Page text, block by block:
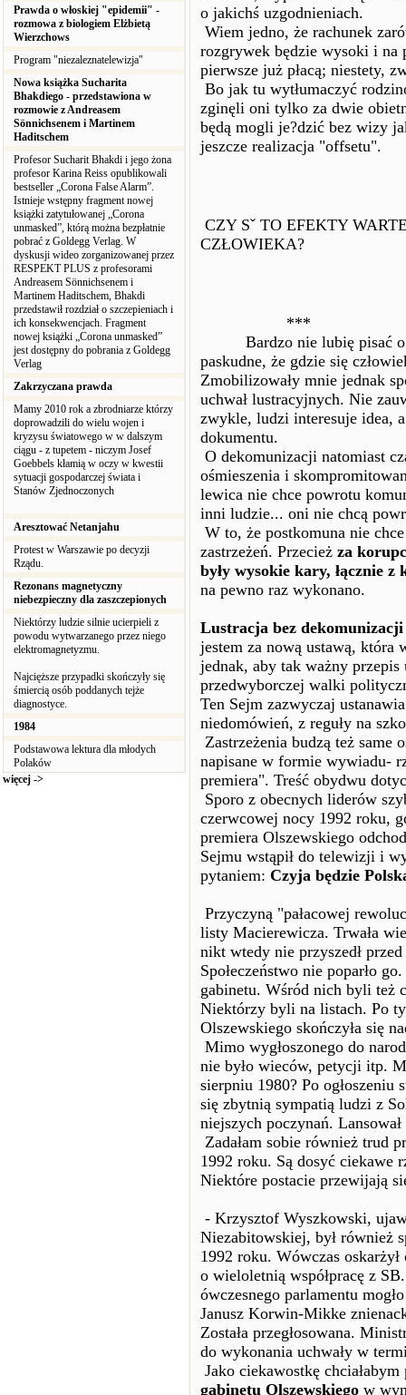
Prawda o włoskiej "epidemii" -
rozmowa z biologiem Elżbietą
Wierzchows
Program "niezaleznatelewizja"
Nowa książka Sucharita
Bhakdiego - przedstawiona w
rozmowie z Andreasem
Sönnichsenem i Martinem
Haditschem
Profesor Sucharit Bhakdi i jego żona
profesor Karina Reiss opublikowali
bestseller „Corona False Alarm”.
Istnieje wstępny fragment nowej
książki zatytułowanej „Corona
unmasked”, którą można bezpłatnie
pobrać z Goldegg Verlag. W
dyskusji wideo zorganizowanej przez
RESPEKT PLUS z profesorami
Andreasem Sönnichsenem i
Martinem Haditschem, Bhakdi
przedstawił rozdział o szczepieniach i
ich konsekwencjach. Fragment
nowej książki „Corona unmasked”
jest dostępny do pobrania z Goldegg
Verlag
Zakrzyczana prawda
Mamy 2010 rok a zbrodniarze którzy
doprowadzili do wielu wojen i
kryzysu światowego w w dalszym
ciągu - z tupetem - niczym Josef
Goebbels kłamią w oczy w kwestii
sytuacji gospodarczej świata i
Stanów Zjednoczonych
Aresztować Netanjahu
Protest w Warszawie po decyzji
Rządu.
Rezonans magnetyczny
niebezpieczny dla zaszczepionych
Niektórzy ludzie silnie ucierpieli z
powodu wytwarzanego przez niego
elektromagnetyzmu.
Najcięższe przypadki skończyły się
śmiercią osób poddanych tejże
diagnostyce.
1984
Podstawowa lektura dla młodych
Polaków
więcej ->
o jakichś uzgodnieniach.
Wiem jedno, że rachunek
rozgrywek będzie wysoki i na
pierwsze już płacą; niestety,
Bo jak tu wytłumaczyć
zginęli oni tylko za dwie
będą mogli je?dzić bez wizy
jeszcze realizacja "offsetu".
CZY Sˇ TO EFEKTY
CZŁOWIEKA?
***
Bardzo nie lubię pisać o
paskudne, że gdzie się
Zmobilizowały mnie jednak
uchwał lustracyjnych. Nie
zwykle, ludzi interesuje idea,
dokumentu.
O dekomunizacji natomiast
ośmieszenia i
lewica nie chce powrotu
inni ludzie... oni nie chcą
W to, że postkomuna nie
zastrzeżeń. Przecież za
były wysokie kary, łącznie z
na pewno raz wykonano.
Lustracja bez dekomunizacji
jestem za nową ustawą, która
jednak, aby tak ważny przepis
przedwyborczej walki
Ten Sejm zazwyczaj
niedomówień, z reguły na
Zastrzeżenia budzą też same
napisane w formie wywiadu-
premiera". Treść obydwu
Sporo z obecnych liderów
czerwcowej nocy 1992 roku,
premiera Olszewskiego
Sejmu wstąpił do telewizji i
pytaniem: Czyja będzie
Przyczyną "pałacowej
listy Macierewicza. Trwała
nikt wtedy nie przyszedł
Społeczeństwo nie poparło
gabinetu. Wśród nich byli też
Niektórzy byli na listach. Po
Olszewskiego skończyła się
Mimo wygłoszonego do
nie było wieców, petycji itp.
sierpniu 1980? Po ogłoszeniu
się zbytnią sympatią ludzi z
niejszych poczynań.
Zadałam sobie również trud
1992 roku. Są dosyć ciekawe
Niektóre postacie przewijają
- Krzysztof Wyszkowski,
Niezabitowskiej, był również
1992 roku. Wówczas
o wieloletnią współpracę z
ówczesnego parlamentu
Janusz Korwin-Mikke
Została przegłosowana.
do wykonania uchwały w
Jako ciekawostkę
gabinetu Olszewskiego w